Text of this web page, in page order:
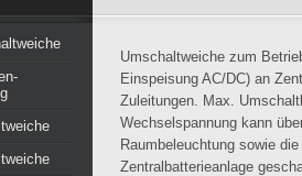
Umschaltweiche zum
Einspeisung AC/DC) an
Zuleitungen. Max.
Wechselspannung kann
Raumbeleuchtung sowie
Zentralbatterieanlage